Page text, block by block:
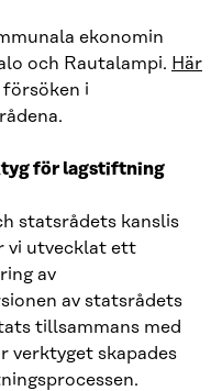
ekonomin
och Rautalampi. Här
i
för lagstiftning
statsrådets kanslis
vi utvecklat ett
av
av statsrådets
tillsammans med
verktyget skapades